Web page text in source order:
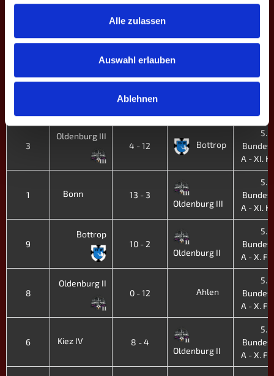
Alle zulassen
Auswahl erlauben
Ablehnen
6 - 10
II
B2 -
12 - 4
3
Oldenburg III
4 - 12
Bottrop
5.
A - XI.
1 Bonn 13 - 3
Oldenburg III
5.
A - XI.
9
Bottrop
10 - 2
Oldenburg II
5.
A - X.
8
Oldenburg II
0 - 12
Ahlen
5.
A - X.
6 Kiez IV 8 - 4
Oldenburg II
5.
A - X.